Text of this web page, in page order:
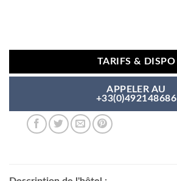
TARIFS & DISPO
APPELER AU
+33(0)492148686